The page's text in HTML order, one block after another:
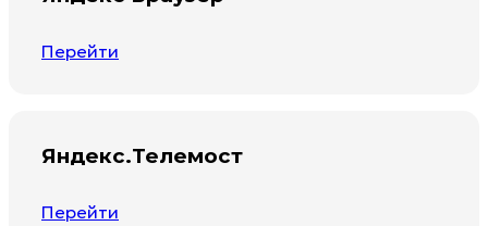
Перейти
Яндекс.Телемост
Перейти